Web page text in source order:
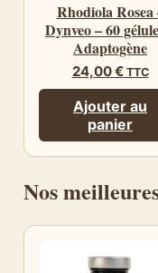
Rhodiola Rosea
Dynveo – 60
Adaptogène
24,00€ TTC
Ajouter au
panier
Nos